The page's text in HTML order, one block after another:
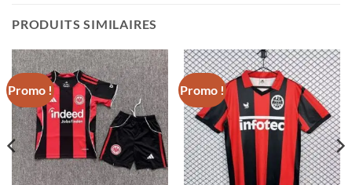
PRODUITS SIMILAIRES
Promo ! Promo !